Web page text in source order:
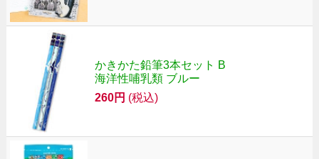
かきかた鉛筆3本セット B
海洋性哺乳類 ブルー
260円 (税込)